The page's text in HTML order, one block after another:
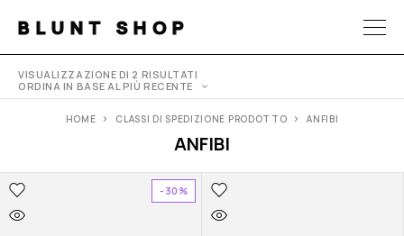
BLUNT SHOP
VISUALIZZAZIONE DI 2 RISULTATI
ORDINA IN BASE AL PIÙ RECENTE
ANFIBI
HOME CLASSI DI SPEDIZIONE PRODOTTO ANFIBI
-30%